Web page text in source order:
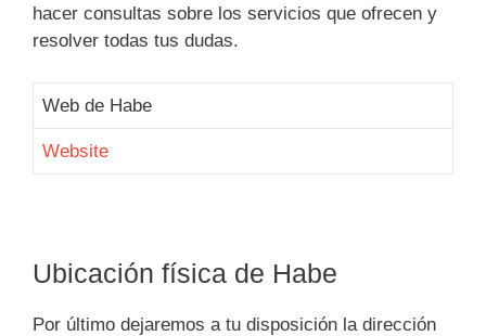
hacer consultas sobre los servicios que ofrecen y
resolver todas tus dudas.
Web de Habe
Website
Ubicación física de Habe
Por último dejaremos a tu disposición la dirección